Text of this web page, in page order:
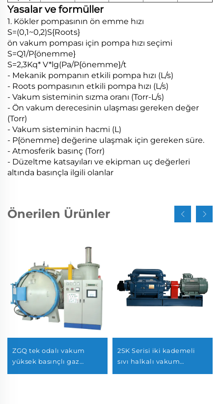
Yasalar ve formüller
1. Kökler pompasının ön emme hızı
S=(0,1~0,2)S{Roots}
ön vakum pompası için pompa hızı seçimi
S=Q1/P{önemme}
S=2,3Kq* V*lg(Pa/P{önemme}/t
- Mekanik pompanın etkili pompa hızı (L/s)
- Roots pompasının etkili pompa hızı (L/s)
- Vakum sisteminin sızma oranı (Torr-L/s)
- Ön vakum derecesinin ulaşması gereken değer
(Torr)
- Vakum sisteminin hacmi (L)
- P{önemme} değerine ulaşmak için gereken süre.
- Atmosferik basınç (Torr)
- Düzeltme katsayıları ve ekipman uç değerleri
altında basınçla ilgili olanlar
Önerilen Ürünler
ZGQ tek odalı vakum
yüksek basınçlı gaz
2SK Serisi iki kademeli
sıvı halkalı vakum